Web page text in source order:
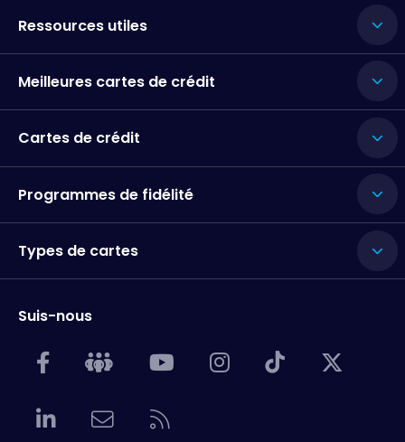
Ressources utiles
Meilleures cartes de crédit
Cartes de crédit
Programmes de fidélité
Types de cartes
Suis-nous